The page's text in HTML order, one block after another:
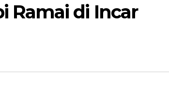
Ramai di Incar